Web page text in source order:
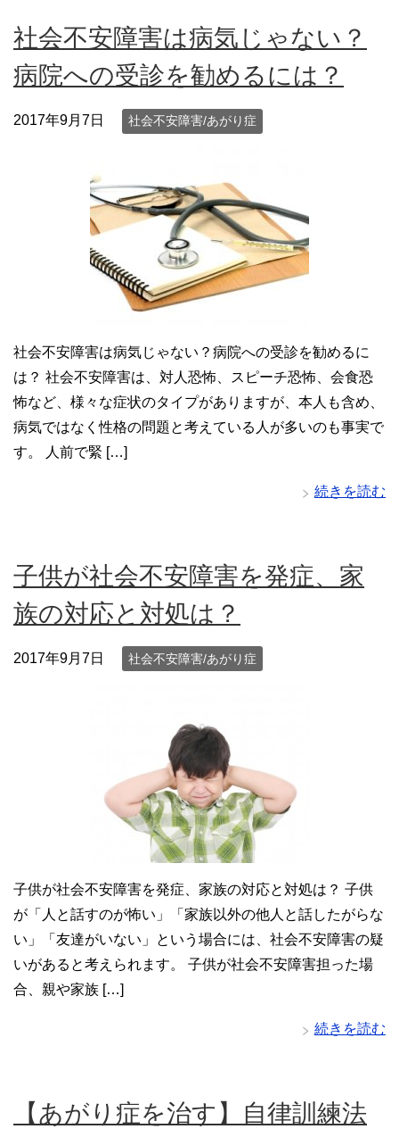
社会不安障害は病気じゃない？
病院への受診を勧めるには？
2017年9月7日 社会不安障害/あがり症
社会不安障害は病気じゃない？病院への受診を勧めるに
は？ 社会不安障害は、対人恐怖、スピーチ恐怖、会食恐
怖など、様々な症状のタイプがありますが、本人も含め、
病気ではなく性格の問題と考えている人が多いのも事実で
す。 人前で緊 […]
続きを読む
子供が社会不安障害を発症、家
族の対応と対処は？
2017年9月7日 社会不安障害/あがり症
子供が社会不安障害を発症、家族の対応と対処は？ 子供
が「人と話すのが怖い」「家族以外の他人と話したがらな
い」「友達がいない」という場合には、社会不安障害の疑
いがあると考えられます。 子供が社会不安障害担った場
合、親や家族 […]
続きを読む
【あがり症を治す】自律訓練法